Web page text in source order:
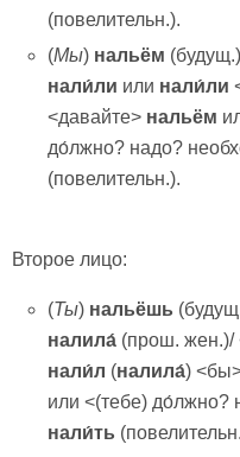
(повелительн.).
(Мы) нальём
нали́ли или нали́ли
<давайте> нальём
до́лжно? надо?
(повелительн.).
Второе лицо:
(Ты) нальёшь
налила́ (прош. жен.)/
нали́л (налила́)
или <(тебе) до́лжно?
нали́ть